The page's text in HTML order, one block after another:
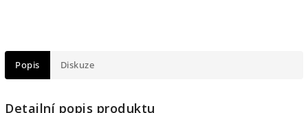
Popis Diskuze
Detailní popis produktu